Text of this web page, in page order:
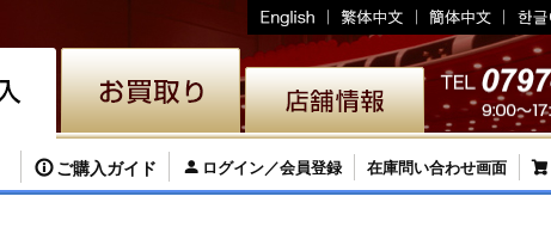
ご購入ガイド ログイン／会員登録 在庫問い合わせ画面